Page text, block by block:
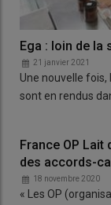
Ega : loin de la
21 janvier 2021
Une nouvelle fois,
sont en rendus
France OP
des accords-
18 novembre 2020
« Les OP